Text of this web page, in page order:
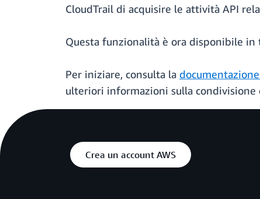
CloudTrail di acquisire le attività API
Questa funzionalità è ora disponibile in
Per iniziare, consulta la
ulteriori informazioni sulla condivisione
Crea un account AWS